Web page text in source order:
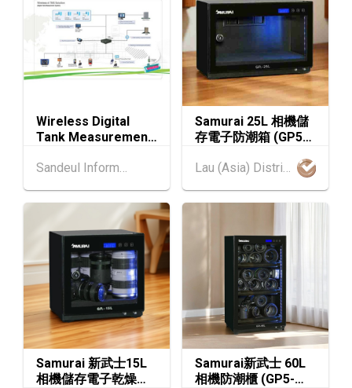
25-27
AUG
中國內地
25.08.2026 - 27.08.2026
中國國際紡織⾯料及輔料（秋冬）博覽會 (202
6年8月25至27日)
26
香港
26.08.2026
「中小企資援組」網絡研討會系列︰AI「資」
持・中小企出海攻略 -【一人公司×AI】資助驅
動觸達全球
1-5
香港
01.09.2026 - 05.09.2026
國際名表薈萃 2026 (香港會議展覽中心)
01.09.2026 - 05.09.2026
香港貿發局香港鐘表展 2026 (香港會議展覽中
心)
SEP
香港
02.09.2026 - 05.09.2026
香港國際時尚匯展 2026 (香港會議展覽中心)
9-10
SEP
香港
09.09.2026 - 10.09.2026
一帶一路高峰論壇2026
Wireless Digital
Tank Measurement
Samurai 25L 相機儲
存電子防潮箱 (GP5-
Samurai 新武士15L
相機儲存電子乾燥櫃
Samurai新武士 60L
相機防潮櫃 (GP5-